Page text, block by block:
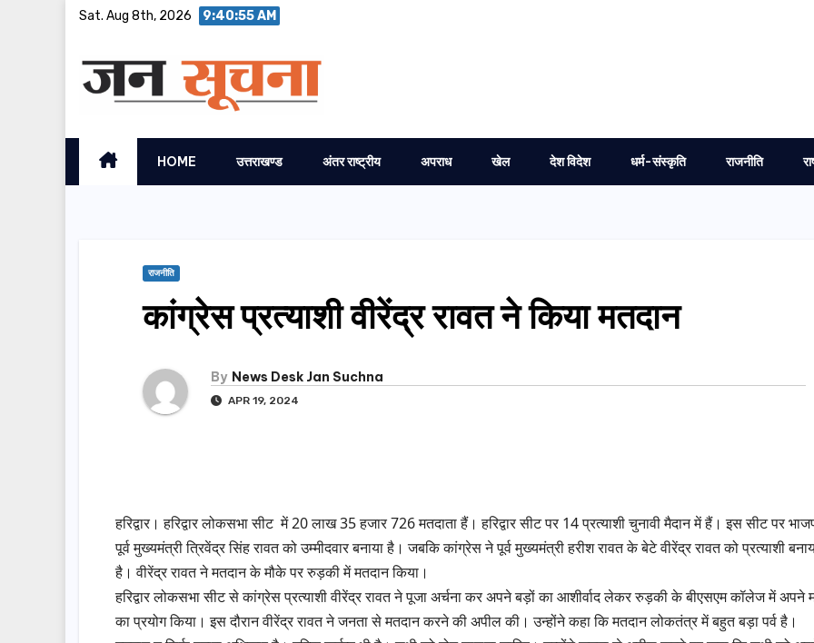
Sat. Aug 8th, 2026 9:40:56 AM
HOME उत्तराखण्ड अंतर राष्ट्रीय अपराध खेल देश विदेश धर्म-संस्कृति राजनीति
राजनीति
कांग्रेस प्रत्याशी वीरेंद्र रावत ने किया मतदान
By News Desk Jan Suchna
APR 19, 2024
हरिद्वार। हरिद्वार लोकसभा सीट में 20 लाख 35 हजार 726 मतदाता हैं। हरिद्वार सीट पर 14 प्रत्याशी चुनावी मैदान में हैं। इस सीट पर
पूर्व मुख्यमंत्री त्रिवेंद्र सिंह रावत को उम्मीदवार बनाया है। जबकि कांग्रेस ने पूर्व मुख्यमंत्री हरीश रावत के बेटे वीरेंद्र रावत को प्रत्याशी
है। वीरेंद्र रावत ने मतदान के मौके पर रुड़की में मतदान किया।
हरिद्वार लोकसभा सीट से कांग्रेस प्रत्याशी वीरेंद्र रावत ने पूजा अर्चना कर अपने बड़ों का आशीर्वाद लेकर रुड़की के बीएसएम कॉलेज में अपने
का प्रयोग किया। इस दौरान वीरेंद्र रावत ने जनता से मतदान करने की अपील की। उन्होंने कहा कि मतदान लोकतंत्र में बहुत बड़ा पर्व है।